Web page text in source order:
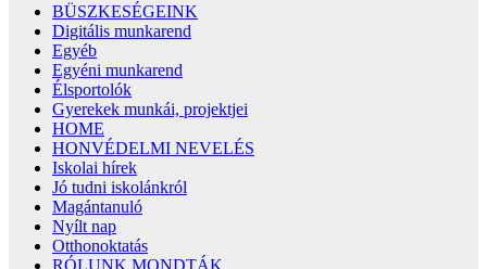
BÜSZKESÉGEINK
Digitális munkarend
Egyéb
Egyéni munkarend
Élsportolók
Gyerekek munkái, projektjei
HOME
HONVÉDELMI NEVELÉS
Iskolai hírek
Jó tudni iskolánkról
Magántanuló
Nyílt nap
Otthonoktatás
RÓLUNK MONDTÁK